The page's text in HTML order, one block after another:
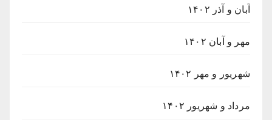
آبان و آذر ۱۴۰۲
مهر و آبان ۱۴۰۲
شهریور و مهر ۱۴۰۲
مرداد و شهریور ۱۴۰۲